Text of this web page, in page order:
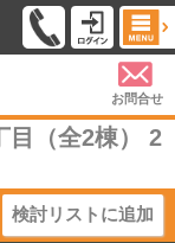
お問合せ
目（全2棟） 2
検討リストに追加